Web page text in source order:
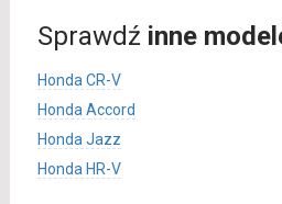
Sprawdź inne
Honda CR-V
Honda Accord
Honda Jazz
Honda HR-V